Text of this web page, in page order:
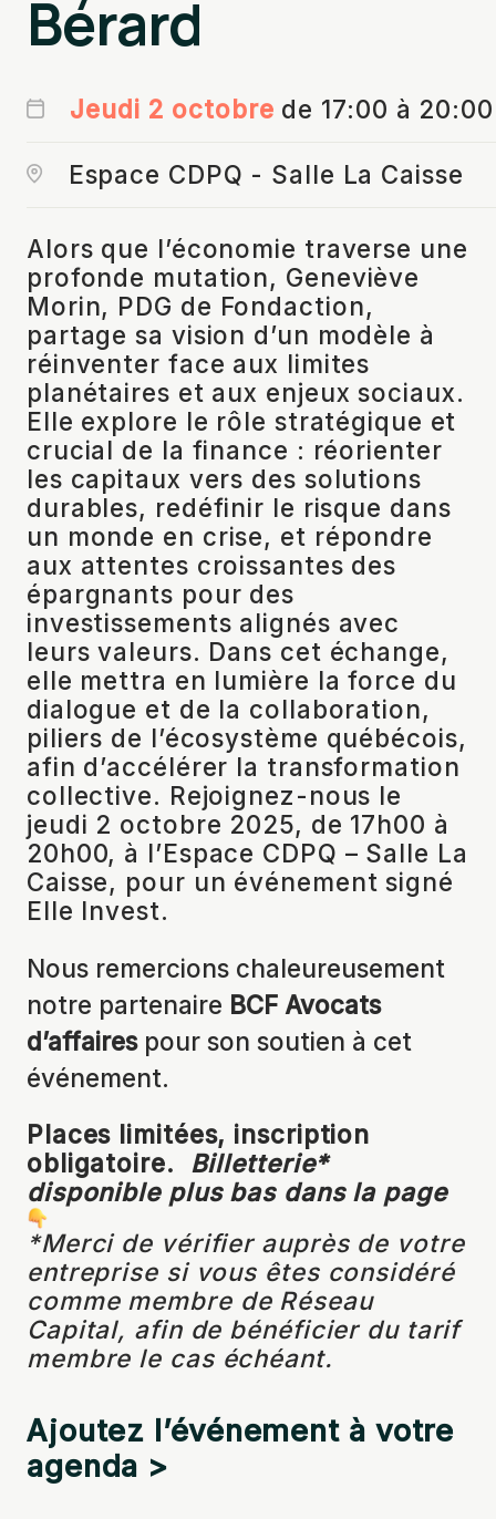
Bérard
Jeudi 2 octobre de 17:00 à 20:00
Espace CDPQ - Salle La Caisse
Alors que l’économie traverse une
profonde mutation, Geneviève
Morin, PDG de Fondaction,
partage sa vision d’un modèle à
réinventer face aux limites
planétaires et aux enjeux sociaux.
Elle explore le rôle stratégique et
crucial de la finance : réorienter
les capitaux vers des solutions
durables, redéfinir le risque dans
un monde en crise, et répondre
aux attentes croissantes des
épargnants pour des
investissements alignés avec
leurs valeurs. Dans cet échange,
elle mettra en lumière la force du
dialogue et de la collaboration,
piliers de l’écosystème québécois,
afin d’accélérer la transformation
collective. Rejoignez-nous le
jeudi 2 octobre 2025, de 17h00 à
20h00, à l’Espace CDPQ – Salle La
Caisse, pour un événement signé
Elle Invest.
Nous remercions chaleureusement
notre partenaire BCF Avocats
d’affairespour son soutien à cet
événement.
Places limitées, inscription
obligatoire.
Billetterie*
disponible plus bas dans la page
*Merci de vérifier auprès de votre
entreprise si vous êtes considéré
comme membre de Réseau
Capital, afin de bénéficier du tarif
membre le cas échéant.
Ajoutez l’événement à votre
agenda >